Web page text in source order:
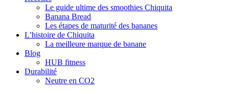
Le guide ultime des smoothies Chiquita
Banana Bread
Les étapes de maturité des bananes
L’histoire de Chiquita
La meilleure marque de banane
Blog
HUB fitness
Durabilité
Neutre en CO2